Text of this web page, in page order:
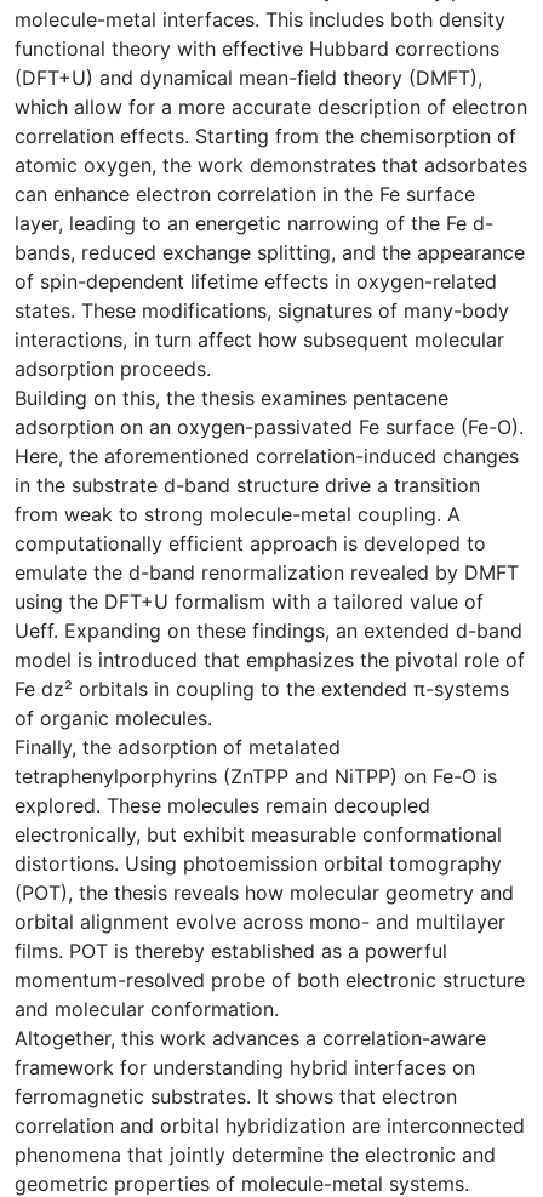
molecule-metal interfaces. This includes both density
functional theory with effective Hubbard corrections
(DFT+U) and dynamical mean-field theory (DMFT),
which allow for a more accurate description of electron
correlation effects. Starting from the chemisorption of
atomic oxygen, the work demonstrates that adsorbates
can enhance electron correlation in the Fe surface
layer, leading to an energetic narrowing of the Fe d-
bands, reduced exchange splitting, and the appearance
of spin-dependent lifetime effects in oxygen-related
states. These modifications, signatures of many-body
interactions, in turn affect how subsequent molecular
adsorption proceeds.
Building on this, the thesis examines pentacene
adsorption on an oxygen-passivated Fe surface (Fe-O).
Here, the aforementioned correlation-induced changes
in the substrate d-band structure drive a transition
from weak to strong molecule-metal coupling. A
computationally efficient approach is developed to
emulate the d-band renormalization revealed by DMFT
using the DFT+U formalism with a tailored value of
Ueff. Expanding on these findings, an extended d-band
model is introduced that emphasizes the pivotal role of
Fe dz² orbitals in coupling to the extended π-systems
of organic molecules.
Finally, the adsorption of metalated
tetraphenylporphyrins (ZnTPP and NiTPP) on Fe-O is
explored. These molecules remain decoupled
electronically, but exhibit measurable conformational
distortions. Using photoemission orbital tomography
(POT), the thesis reveals how molecular geometry and
orbital alignment evolve across mono- and multilayer
films. POT is thereby established as a powerful
momentum-resolved probe of both electronic structure
and molecular conformation.
Altogether, this work advances a correlation-aware
framework for understanding hybrid interfaces on
ferromagnetic substrates. It shows that electron
correlation and orbital hybridization are interconnected
phenomena that jointly determine the electronic and
geometric properties of molecule-metal systems.